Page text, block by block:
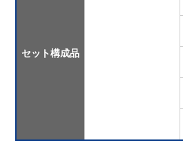
セット構成品